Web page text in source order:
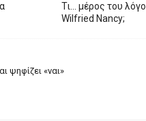
Τι… μέρος του
Wilfried Nancy;
ψηφίζει «ναι»